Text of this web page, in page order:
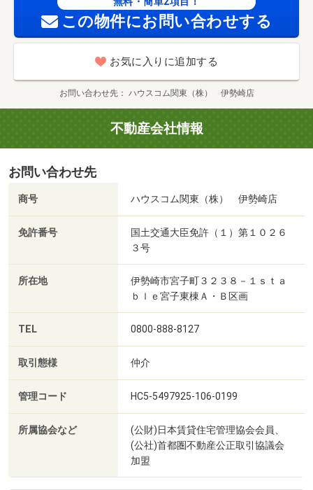
この物件にお問い合わせする
お気に入りに追加する
お問い合わせ先 ハウスコム関東（株） 伊勢崎店
不動産会社情報
お問い合わせ先
商号 ハウスコム関東（株） 伊勢崎店
免許番号
国土交通大臣免許（１）第１０２６
３号
所在地
伊勢崎市宮子町３２３８－１ｓｔａ
ｂｌｅ宮子東棟Ａ・Ｂ区画
TEL 0800-888-8127
取引態様 仲介
管理コード HC5-5497925-106-0199
所属協会など
(公財)日本賃貸住宅管理協会会員、
(公社)首都圏不動産公正取引協議会
加盟